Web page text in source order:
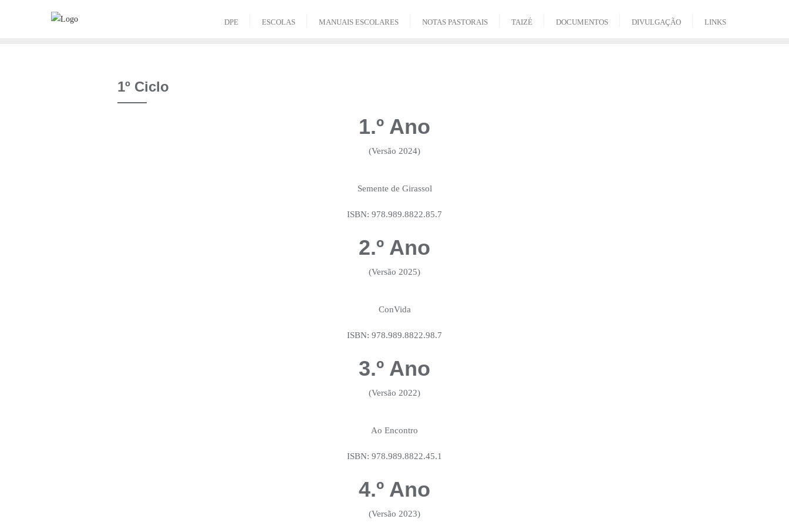
DPE ESCOLAS MANUAIS ESCOLARES NOTAS PASTORAIS TAIZÉ DOCUMENTOS DIVULGAÇÃO LINKS
1º Ciclo
1.º Ano
(Versão 2024)
Semente de Girassol
ISBN: 978.989.8822.85.7
2.º Ano
(Versão 2025)
ConVida
ISBN: 978.989.8822.98.7
3.º Ano
(Versão 2022)
Ao Encontro
ISBN: 978.989.8822.45.1
4.º Ano
(Versão 2023)